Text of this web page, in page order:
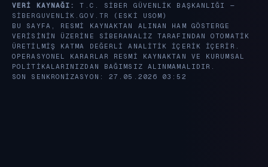
VERI KAYNAĞI:
T.C. SIBER GÜVENLIK BAŞKANLIĞI —
SIBERGUVENLIK.GOV.TR
(ESKI USOM)
BU SAYFA, RESMI KAYNAKTAN ALINAN HAM GÖSTERGE
VERISININ ÜZERINE SIBERANALIZ TARAFINDAN OTOMATIK
ÜRETILMIŞ KATMA DEĞERLI ANALITIK IÇERIK IÇERIR.
OPERASYONEL KARARLAR RESMI KAYNAKTAN VE KURUMSAL
POLITIKALARINIZDAN BAĞIMSIZ ALINMAMALIDIR.
SON SENKRONIZASYON: 27.05.2026 03:52